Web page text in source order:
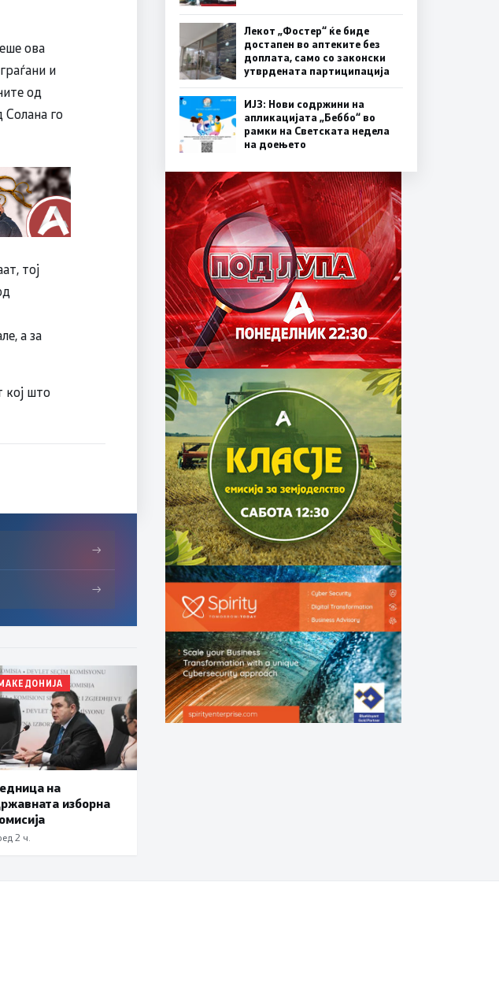
ова
и
од
Солана го
тој
а за
кој што
→
→
на
изборна
2 ч.
Лекот „Фостер“ ќе биде
достапен во аптеките без
доплата, само со законски
утврдената партиципација
ИЈЗ: Нови содржини на
апликацијата „Беббо“ во
рамки на Светската недела
на доењето